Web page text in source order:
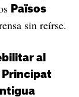
Països
sin reírse.
al
Principat